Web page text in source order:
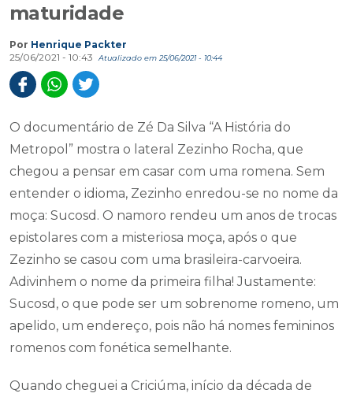
maturidade
Por Henrique Packter
25/06/2021 - 10:43
Atualizado em 25/06/2021 - 10:44
O documentário de Zé Da Silva “A História do
Metropol” mostra o lateral Zezinho Rocha, que
chegou a pensar em casar com uma romena. Sem
entender o idioma, Zezinho enredou-se no nome da
moça: Sucosd. O namoro rendeu um anos de trocas
epistolares com a misteriosa moça, após o que
Zezinho se casou com uma brasileira-carvoeira.
Adivinhem o nome da primeira filha! Justamente:
Sucosd, o que pode ser um sobrenome romeno, um
apelido, um endereço, pois não há nomes femininos
romenos com fonética semelhante.
Quando cheguei a Criciúma, início da década de